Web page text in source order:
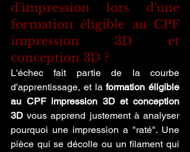
d'impression lors d'une
formation éligible au CPF
impression 3D et
conception 3D ?
L'échec fait partie de la courbe
d'apprentissage, et la formation éligible
au CPF impression 3D et conception
3D vous apprend justement à analyser
pourquoi une impression a "raté". Une
pièce qui se décolle ou un filament qui